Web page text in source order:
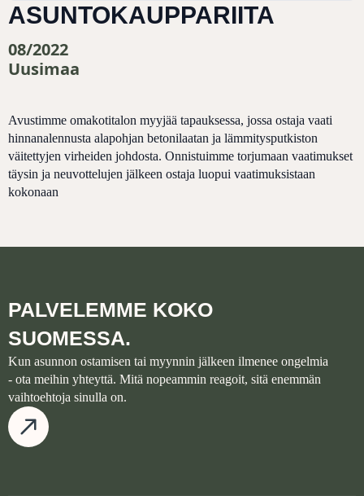
ASUNTOKAUPPARIITA
08/2022
Uusimaa
Avustimme omakotitalon myyjää tapauksessa, jossa ostaja vaati
hinnanalennusta alapohjan betonilaatan ja lämmitysputkiston
väitettyjen virheiden johdosta. Onnistuimme torjumaan vaatimukset
täysin ja neuvottelujen jälkeen ostaja luopui vaatimuksistaan
kokonaan
PALVELEMME KOKO
SUOMESSA.
Kun asunnon ostamisen tai myynnin jälkeen ilmenee ongelmia
- ota meihin yhteyttä. Mitä nopeammin reagoit, sitä enemmän
vaihtoehtoja sinulla on.